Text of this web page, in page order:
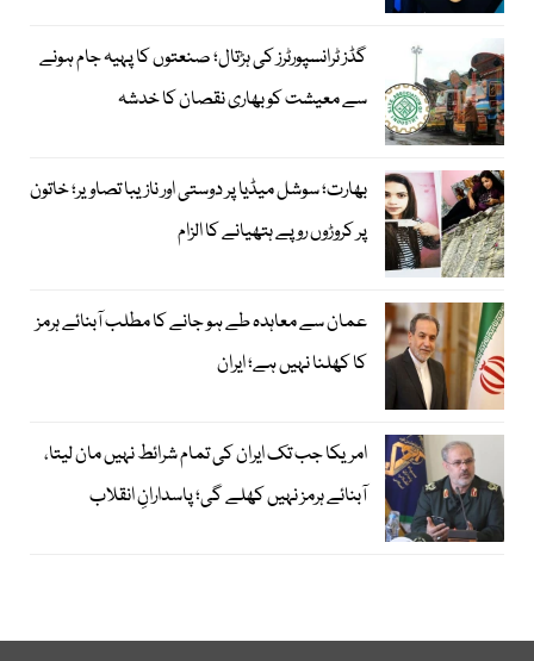
گڈز ٹرانسپورٹرز کی ہڑتال؛ صنعتوں کا پہیہ جام ہونے
سے معیشت کو بھاری نقصان کا خدشہ
بھارت؛ سوشل میڈیا پر دوستی اور نازیبا تصاویر؛ خاتون
پر کروڑوں روپے ہتھیانے کا الزام
عمان سے معاہدہ طے ہو جانے کا مطلب آبنائے ہرمز
کا کھلنا نہیں ہے؛ ایران
امریکا جب تک ایران کی تمام شرائط نہیں مان لیتا،
آبنائے ہرمز نہیں کھلے گی؛ پاسدارانِ انقلاب